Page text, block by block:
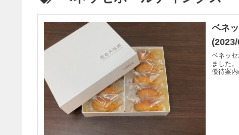
ベネ
ベネッ
ました
優待案